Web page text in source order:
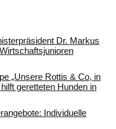
Dr. Markus
„Unsere Rottis & Co, in
geretteten Hunden in
Individuelle